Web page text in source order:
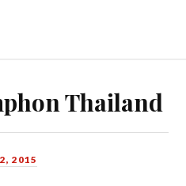
Thailand
2015